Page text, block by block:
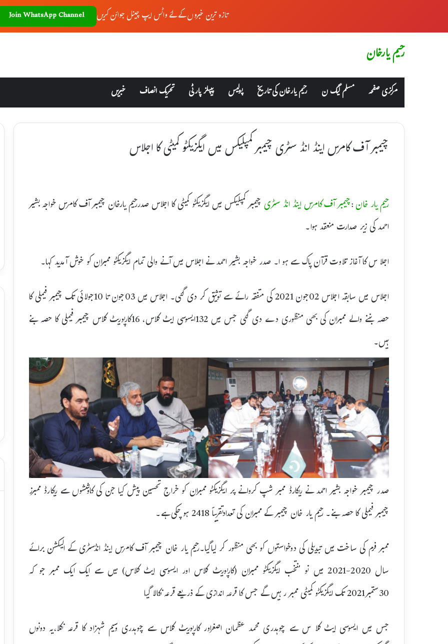
تازہ ترین خبروں کے لئے واٹس ایپ چینل جوائن کریں Join WhatsApp Channel
رحیم یارخان
مرکزی صفحہ مسلم لیگ ن رحیم یارخان کی تاریخ پولیس پیپلز پارٹی تحریک انصاف خبریں
چیمبر آف کامرس اینڈ انڈ سٹری چیمبر کمپلیکس میں ایگزیکٹو کمیٹی کا اجلاس
رحیم یار خان:چیمبر آف کامرس اینڈ انڈ سٹریچیمبر کمپلیکس میں ایگزیکٹو کمیٹی کا اجلاس صدررحیم یارخان چیمبر آف کامرس خواجہ بشیر
احمد کی زیر صدارت منعقد ہوا۔
اجلا س کا آغاز تلاوت قرآن پاک سے ہو ا۔ صدر خواجہ بشیر احمد نے اجلاس میں آنے والی تمام ایگزیکٹو ممبران کو خوش آمدید کہا۔
اجلاس میں سابقہ اجلاس 02جون 2021 کی متفقہ رائے سے توثیق کر دی گئی۔ اجلاس میں 03جون تا 10جولائی تک چیمبر فیملی کا
حصہ بننے والے ممبران کی بھی منظوری دے دی گئی جس میں 132ایسوسی ایٹ کلاس، 16کارپوریٹ کلاس چیمبر فیملی کا حصہ بنے
ہیں۔
صدر چیمبر خواجہ بشیر احمد نے ریکارڈ ممبر شپ کروانے پر ایگزیکٹو ممبران کو خراج تحسین پیش کیا جن کی کاوششوں سے ریکارڈ ممبرز
چیمبر فیملی کا حصہ بنے۔ رحیم یار خان چیمبر کے ممبران کی تعدادتقریباََ 2418 ہو چکی ہے۔
ممبر فرم کی ساخت میں تبدیلی کی دوخواستوں کو بھی منظور کر لیاگیا۔رحیم یار خان چیمبر آف کامرس اینڈ انڈسٹری کے الیکشن برائے
سال 2020-2021 میں نو منتخب ایگزیکٹو ممبران (کارپوریٹ کلاس اور ایسوسی ایٹ کلاس) میں سے ایک ایک ممبر جو کہ
30ستمبر2021 تک ایگزیکٹو کمیٹی ممبر رہیں گے جس کا قرعہ اندازی کے ذریعے قرعہ نکالا گیا
جس میں ایسوسی ایٹ کلا س سے چوہدری محمد عظمان اصغراور کارپوریٹ کلاس سے چوہدری وسیم شہزاد کا قرعہ نکلا،یہ دونوں